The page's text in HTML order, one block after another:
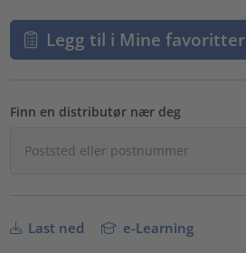
Legg til i Mine favoritter
Finn en distributør nær deg
Last ned e-Learning